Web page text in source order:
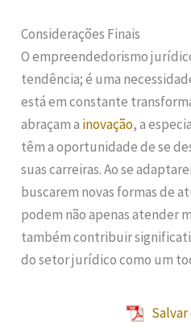
Considerações Finais
O empreendedorismo
tendência; é uma
está em constante
abraçam a inovação, a
têm a oportunidade de se
suas carreiras. Ao se
buscarem novas formas de
podem não apenas atender
também contribuir
do setor jurídico como um
Salvar